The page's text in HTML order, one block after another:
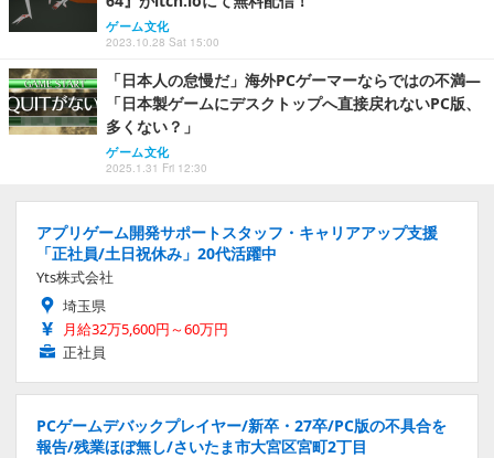
ゲーム文化
2023.10.28 Sat 15:00
「日本人の怠慢だ」海外PCゲーマーならではの不満―
「日本製ゲームにデスクトップへ直接戻れないPC版、
多くない？」
ゲーム文化
2025.1.31 Fri 12:30
アプリゲーム開発サポートスタッフ・キャリアアップ支援
「正社員/土日祝休み」20代活躍中
Yts株式会社
埼玉県
月給32万5,600円～60万円
正社員
PCゲームデバックプレイヤー/新卒・27卒/PC版の不具合を
報告/残業ほぼ無し/さいたま市大宮区宮町2丁目